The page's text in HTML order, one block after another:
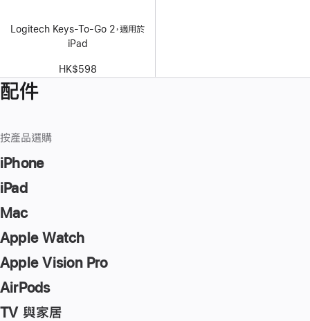
Logitech Keys-To-Go 2，適用於
iPad
HK$598
配件
按產品選購
iPhone
iPad
Mac
Apple Watch
Apple Vision Pro
AirPods
TV 與家居